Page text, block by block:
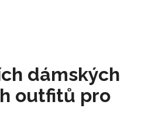
dámských
outfitů pro